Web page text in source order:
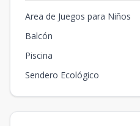
Area de Juegos para Niños
Balcón
Piscina
Sendero Ecológico